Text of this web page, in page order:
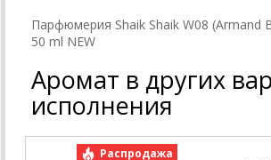
Парфюмерия Shaik Shaik W08 (Armand
50 ml NEW
Аромат в других
исполнения
Распродажа